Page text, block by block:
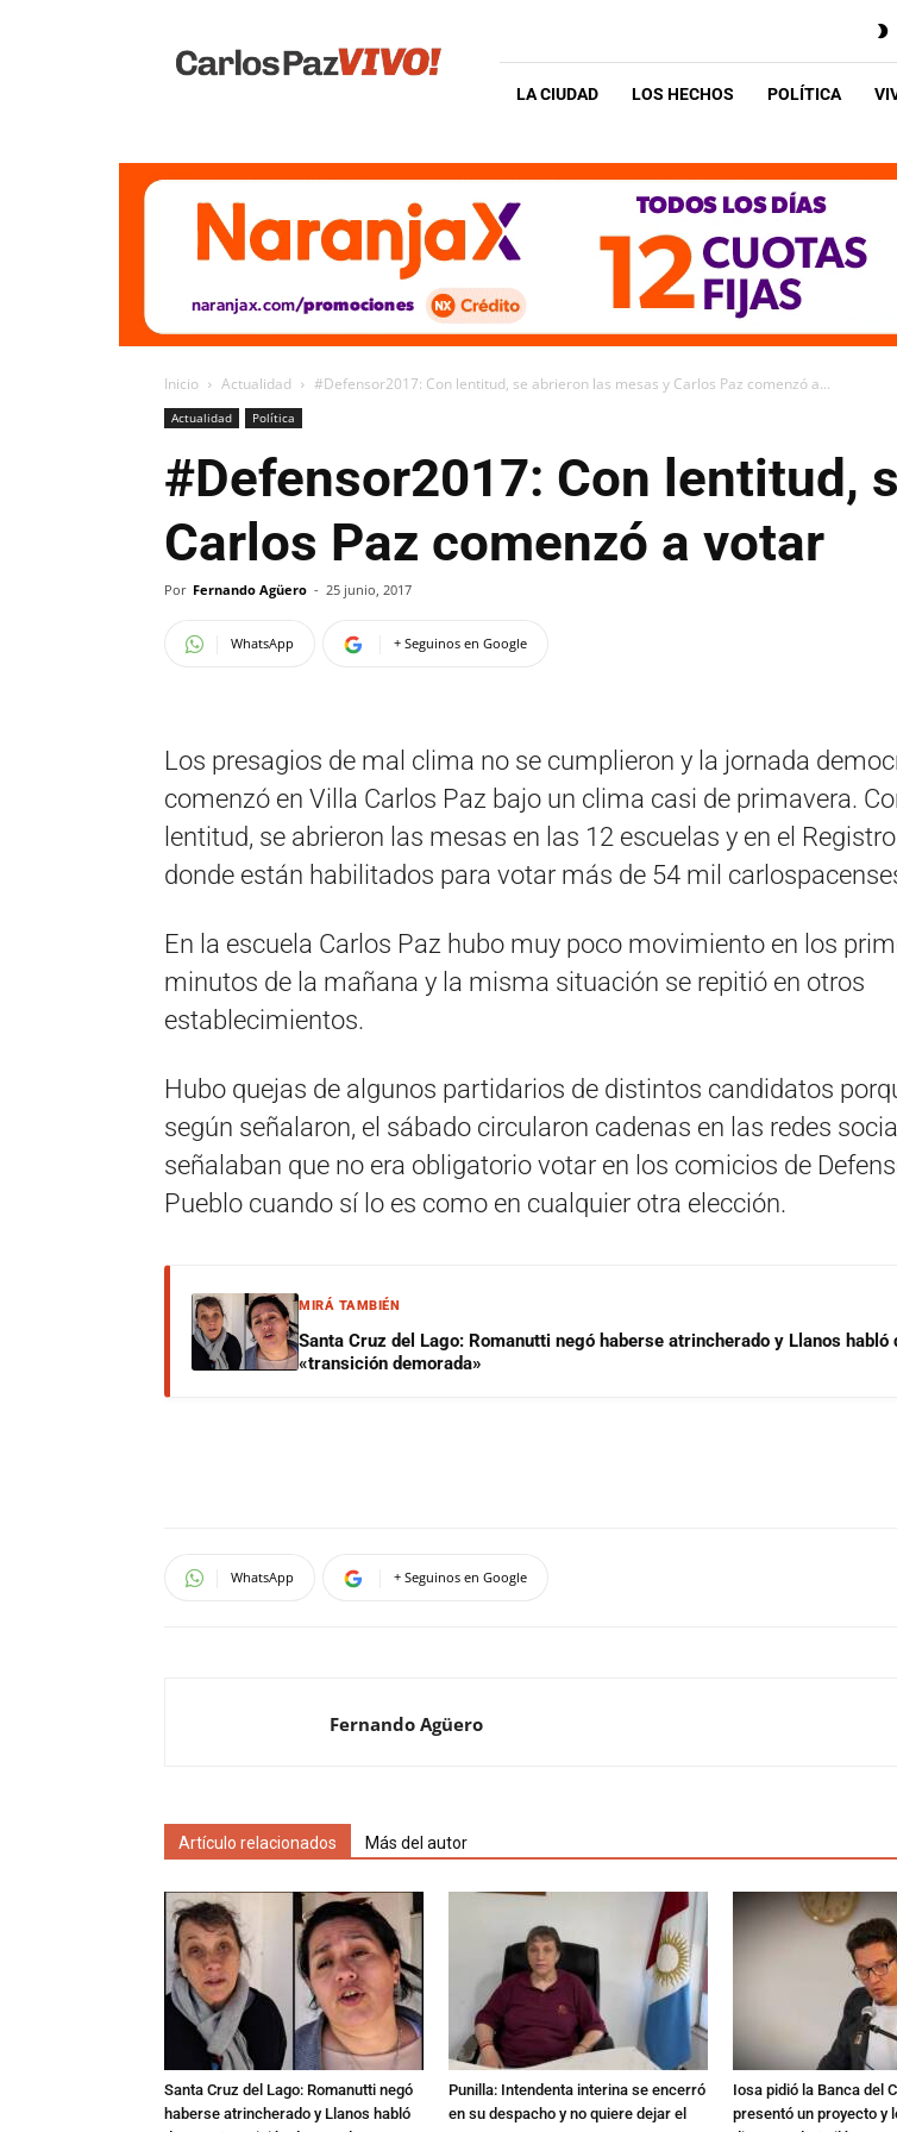
Vivo
LA CIUDAD LOS HECHOS POLÍTICA
Inicio Actualidad #Defensor2017: Con lentitud, se abrieron las mesas y Carlos Paz comenzó a...
Actualidad Política
#Defensor2017: Con lentitud,
Carlos Paz comenzó a votar
Por Fernando Agüero - 25 junio, 2017
WhatsApp + Seguinos en Google
Los presagios de mal clima no se cumplieron y la jornada
comenzó en Villa Carlos Paz bajo un clima casi de primavera.
lentitud, se abrieron las mesas en las 12 escuelas y en el Registro
donde están habilitados para votar más de 54 mil
En la escuela Carlos Paz hubo muy poco movimiento en los
minutos de la mañana y la misma situación se repitió en otros
establecimientos.
Hubo quejas de algunos partidarios de distintos candidatos
según señalaron, el sábado circularon cadenas en las redes
señalaban que no era obligatorio votar en los comicios de
Pueblo cuando sí lo es como en cualquier otra elección.
MIRÁ TAMBIÉN
Santa Cruz del Lago: Romanutti negó haberse atrincherado y Llanos habló
«transición demorada»
WhatsApp + Seguinos en Google
Fernando Agüero
Artículo relacionados Más del autor
Santa Cruz del Lago: Romanutti negó
haberse atrincherado y Llanos habló
Punilla: Intendenta interina se encerró
en su despacho y no quiere dejar el
Iosa pidió la Banca del
presentó un proyecto y